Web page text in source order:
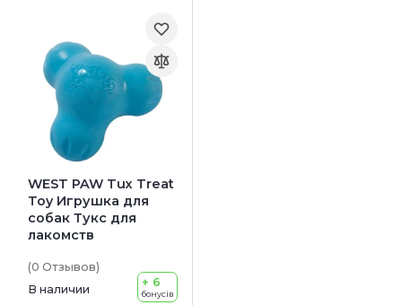
WEST PAW Tux Treat
Toy Игрушка для
собак Тукс для
лакомств
(0 Отзывов)
В наличии
+ 6
бонусів